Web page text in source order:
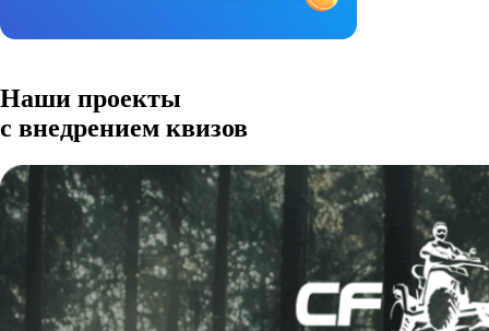
Наши проекты
с внедрением квизов